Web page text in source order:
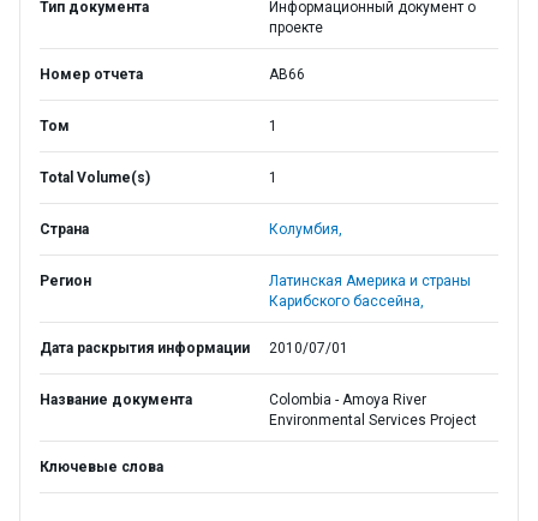
Тип документа
Информационный документ о
проекте
Номер отчета AB66
Том 1
Total Volume(s) 1
Страна Колумбия,
Регион
Латинская Америка и страны
Карибского бассейна,
Дата раскрытия информации 2010/07/01
Название документа
Colombia - Amoya River
Environmental Services Project
Ключевые слова